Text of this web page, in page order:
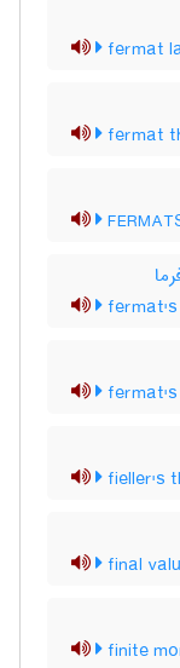
fermat
fermat
fieller's
final
finite